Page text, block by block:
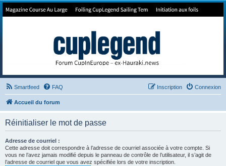
Forum de Cup In Europe
Smartfeed FAQ Connexion
Inscription
Accueil du forum
Réinitialiser le mot de passe
Adresse de courriel :
Cette adresse doit correspondre à l’adresse de courriel associée à votre compte. Si
vous ne l’avez jamais modifié depuis le panneau de contrôle de l’utilisateur, il s’agit de
l’adresse de courriel que vous avez spécifiée lors de votre inscription.